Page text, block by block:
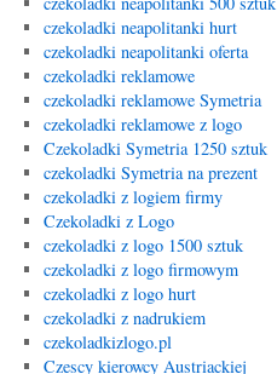
czekoladki neapolitanki hurt
czekoladki neapolitanki oferta
czekoladki reklamowe
czekoladki reklamowe Symetria
czekoladki reklamowe z logo
Czekoladki Symetria 1250 sztuk
czekoladki Symetria na prezent
czekoladki z logiem firmy
Czekoladki z Logo
czekoladki z logo 1500 sztuk
czekoladki z logo firmowym
czekoladki z logo hurt
czekoladki z nadrukiem
czekoladkizlogo.pl
Czescy kierowcy Austriackiej